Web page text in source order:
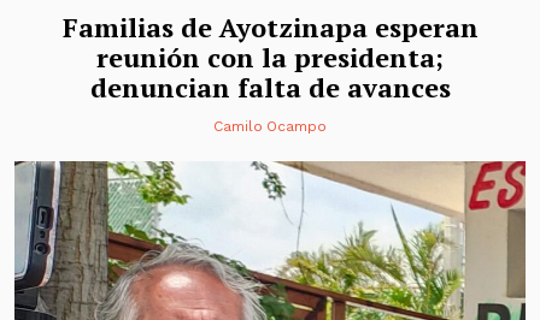
Familias de Ayotzinapa esperan
reunión con la presidenta;
denuncian falta de avances
Camilo Ocampo